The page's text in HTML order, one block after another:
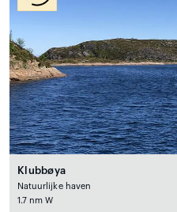
Klubbøya
Natuurlijke haven
1.7 nm W